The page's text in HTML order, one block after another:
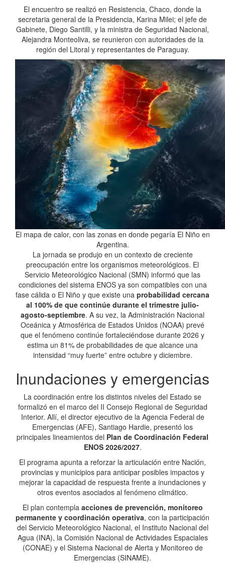
El encuentro se realizó en Resistencia, Chaco, donde la
secretaria general de la Presidencia, Karina Milei; el jefe de
Gabinete, Diego Santilli, y la ministra de Seguridad Nacional,
Alejandra Monteoliva, se reunieron con autoridades de la
región del Litoral y representantes de Paraguay.
El mapa de calor, con las zonas en donde pegaría El Niño en
Argentina.
La jornada se produjo en un contexto de creciente
preocupación entre los organismos meteorológicos. El
Servicio Meteorológico Nacional (SMN) informó que las
condiciones del sistema ENOS ya son compatibles con una
fase cálida o El Niño y que existe una probabilidad cercana
al 100% de que continúe durante el trimestre julio-
agosto-septiembre. A su vez, la Administración Nacional
Oceánica y Atmosférica de Estados Unidos (NOAA) prevé
que el fenómeno continúe fortaleciéndose durante 2026 y
estima un 81% de probabilidades de que alcance una
intensidad “muy fuerte” entre octubre y diciembre.
Inundaciones y emergencias
La coordinación entre los distintos niveles del Estado se
formalizó en el marco del II Consejo Regional de Seguridad
Interior. Allí, el director ejecutivo de la Agencia Federal de
Emergencias (AFE), Santiago Hardie, presentó los
principales lineamientos del Plan de Coordinación Federal
ENOS 2026/2027.
El programa apunta a reforzar la articulación entre Nación,
provincias y municipios para anticipar posibles impactos y
mejorar la capacidad de respuesta frente a inundaciones y
otros eventos asociados al fenómeno climático.
El plan contempla acciones de prevención, monitoreo
permanente y coordinación operativa, con la participación
del Servicio Meteorológico Nacional, el Instituto Nacional del
Agua (INA), la Comisión Nacional de Actividades Espaciales
(CONAE) y el Sistema Nacional de Alerta y Monitoreo de
Emergencias (SINAME).